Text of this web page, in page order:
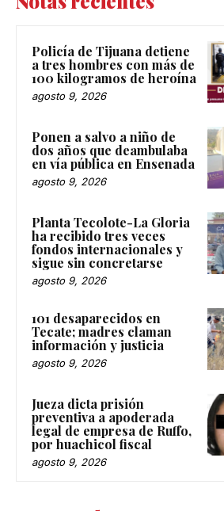
Policía de Tijuana detiene
a tres hombres con más de
100 kilogramos de heroína
agosto 9, 2026
Ponen a salvo a niño de
dos años que deambulaba
en vía pública en Ensenada
agosto 9, 2026
Planta Tecolote-La Gloria
ha recibido tres veces
fondos internacionales y
sigue sin concretarse
agosto 9, 2026
101 desaparecidos en
Tecate; madres claman
información y justicia
agosto 9, 2026
Jueza dicta prisión
preventiva a apoderada
legal de empresa de Ruffo,
por huachicol fiscal
agosto 9, 2026